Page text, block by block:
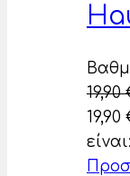
19,90
19,90